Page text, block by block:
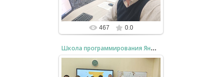
467 0.0
Школа программирования Яндекс